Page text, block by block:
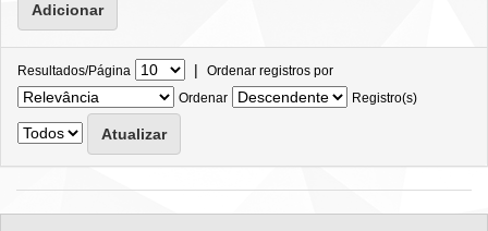
Resultados/Página | Ordenar registros por
Ordenar
Registro(s)